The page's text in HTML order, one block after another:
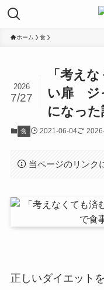
ホーム 食
「考え
い扉 ジ
になった
2026
7/27
食 2021-06-04
当ページのリンク
正しいダイエット